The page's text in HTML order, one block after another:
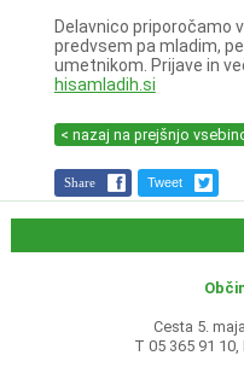
Delavnico priporočamo
predvsem pa mladim,
umetnikom. Prijave in
hisamladih.si
< nazaj na prejšnjo
Share Tweet
Cesta 5.
T 05 365 91 10,